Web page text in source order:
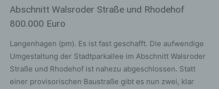
Abschnitt Walsroder Straße und Rhodehof
800.000 Euro
Langenhagen (pm). Es ist fast geschafft. Die aufwendige
Umgestaltung der Stadtparkallee im Abschnitt Walsroder
Straße und Rhodehof ist nahezu abgeschlossen. Statt
einer provisorischen Baustraße gibt es nun zwei, klar